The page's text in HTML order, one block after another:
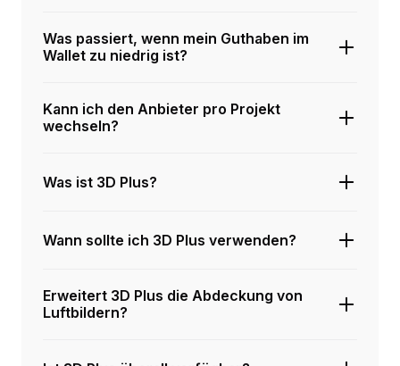
Was passiert, wenn mein Guthaben im
Wallet zu niedrig ist?
Kann ich den Anbieter pro Projekt
wechseln?
Was ist 3D Plus?
Wann sollte ich 3D Plus verwenden?
Erweitert 3D Plus die Abdeckung von
Luftbildern?